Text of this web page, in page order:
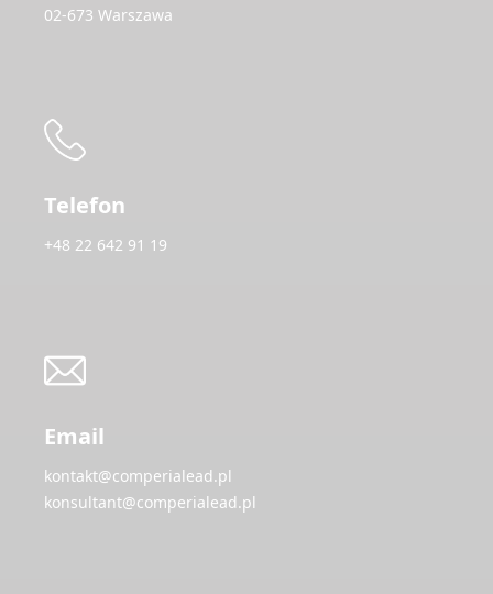
02-673 Warszawa
Telefon
+48 22 642 91 19
Email
kontakt@comperialead.pl
konsultant@comperialead.pl